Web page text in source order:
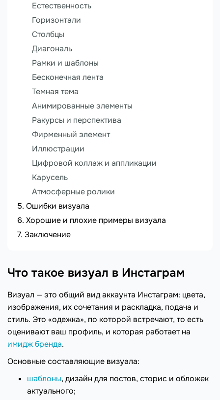
Естественность
Горизонтали
Столбцы
Диагональ
Рамки и шаблоны
Бесконечная лента
Темная тема
Анимированные элементы
Ракурсы и перспектива
Фирменный элемент
Иллюстрации
Цифровой коллаж и аппликации
Карусель
Атмосферные ролики
Ошибки визуала
Хорошие и плохие примеры визуала
Заключение
Что такое визуал в Инстаграм
Визуал — это общий вид аккаунта Инстаграм: цвета,
изображения, их сочетания и раскладка, подача и
стиль. Это «одежка», по которой встречают, то есть
оценивают ваш профиль, и которая работает на
имидж бренда.
Основные составляющие визуала:
шаблоны, дизайн для постов, сторис и обложек
актуального;